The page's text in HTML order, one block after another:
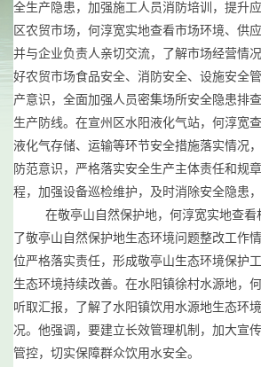
全生产隐患，加强施工人员消防培训，提升
区农贸市场，何淳宽实地查看市场环境、供
并与企业负责人亲切交流，了解市场经营情
好农贸市场食品安全、消防安全、设施安全
产意识，全面加强人员密集场所安全隐患排
生产防线。在宣州区水阳液化气站，何淳宽
液化气存储、运输等环节安全措施落实情况
防范意识，严格落实安全生产主体责任和规
程，加强设备巡检维护，及时消除安全隐患
在敬亭山自然保护地，何淳宽实地查看
了敬亭山自然保护地生态环境问题整改工作
位严格落实责任，形成敬亭山生态环境保护
生态环境持续改善。在水阳镇徐村水源地，
听取汇报，了解了水阳镇饮用水源地生态环
况。他强调，要建立长效管理机制，加大宣
管控，切实保障群众饮用水安全。